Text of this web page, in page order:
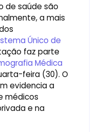
de saúde são
a mais
Único de
faz parte
Médica
feira (30). O
evidencia a
médicos
e na